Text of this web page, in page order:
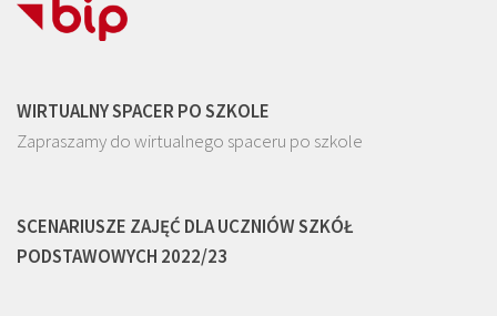
WIRTUALNY SPACER PO SZKOLE
Zapraszamy do wirtualnego spaceru po szkole
SCENARIUSZE ZAJĘĆ DLA UCZNIÓW SZKÓŁ
PODSTAWOWYCH 2022/23